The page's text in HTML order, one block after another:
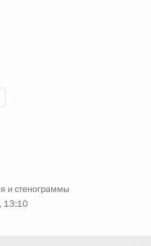
и стенограммы
13:10